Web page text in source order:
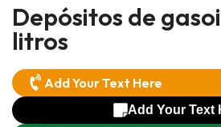
Depósitos de
litros
Add Your Text Here
Add Your Text